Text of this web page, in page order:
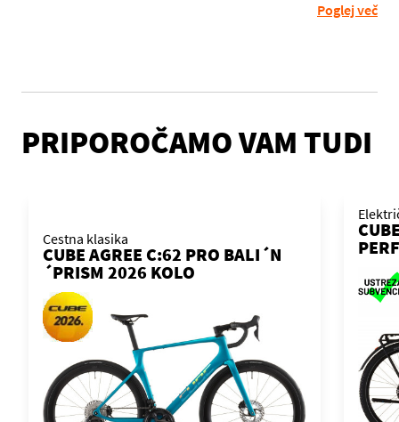
Poglej več
PRIPOROČAMO VAM TUDI
Cestna klasika
CUBE AGREE C:62 PRO BALI´N
´PRISM 2026 KOLO